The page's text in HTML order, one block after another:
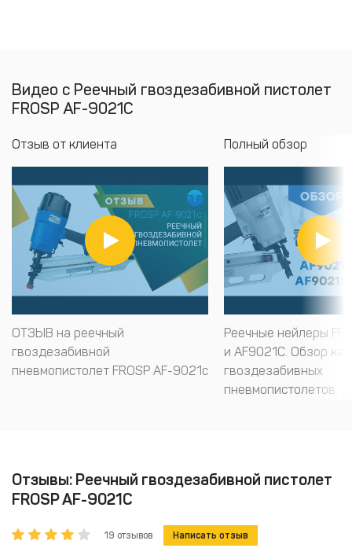
Видео с Реечный гвоздезабивной пистолет
FROSP AF-9021C
Отзыв от клиента
ОТЗЫВ на реечный
гвоздезабивной
пневмопистолет FROSP AF-9021c
Полный обзор
Реечные нейлеры
и AF9021C. Обзор
гвоздезабивных
пневмопистолетов.
Отзывы: Реечный гвоздезабивной пистолет
FROSP AF-9021C
19 отзывов Написать отзыв